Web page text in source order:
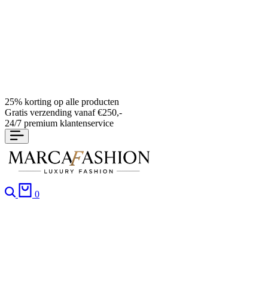
25% korting op alle producten
Gratis verzending vanaf €250,-
24/7 premium klantenservice
Search
0